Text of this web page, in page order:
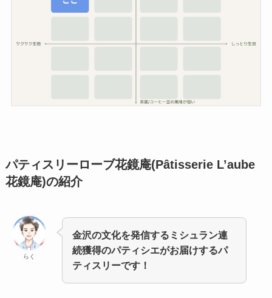
パティスリーローブ花鏡庵(Pâtisserie L’aube
花鏡庵)の紹介
らく
金沢の文化を発信するミシュラン連
続獲得のパティシエがお届けするパ
ティスリーです！